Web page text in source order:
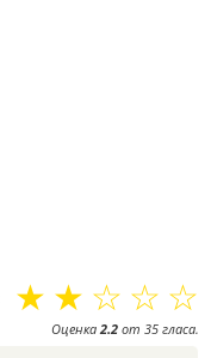
☆
☆
☆
☆
☆
Оценка2.2 от 35 гласа.